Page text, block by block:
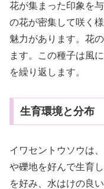
花が集まった印象を
の花が密集して咲く
魅力があります。花
ます。この種子は風
を繰り返します。
生育環境と分布
イワセントウソウは
や礫地を好んで生育
を好み、水はけの良